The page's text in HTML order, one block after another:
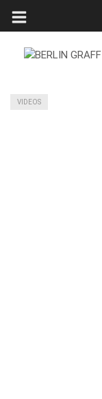
VIDEOS